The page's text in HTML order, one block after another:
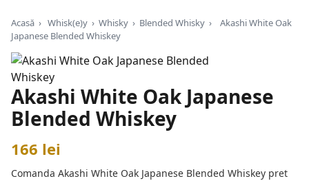
Acasă › Whisk(e)y › Whisky › Blended Whisky ›
Akashi White Oak
Japanese Blended Whiskey
Akashi White Oak Japanese
Blended Whiskey
166 lei
Comanda Akashi White Oak Japanese Blended Whiskey pret